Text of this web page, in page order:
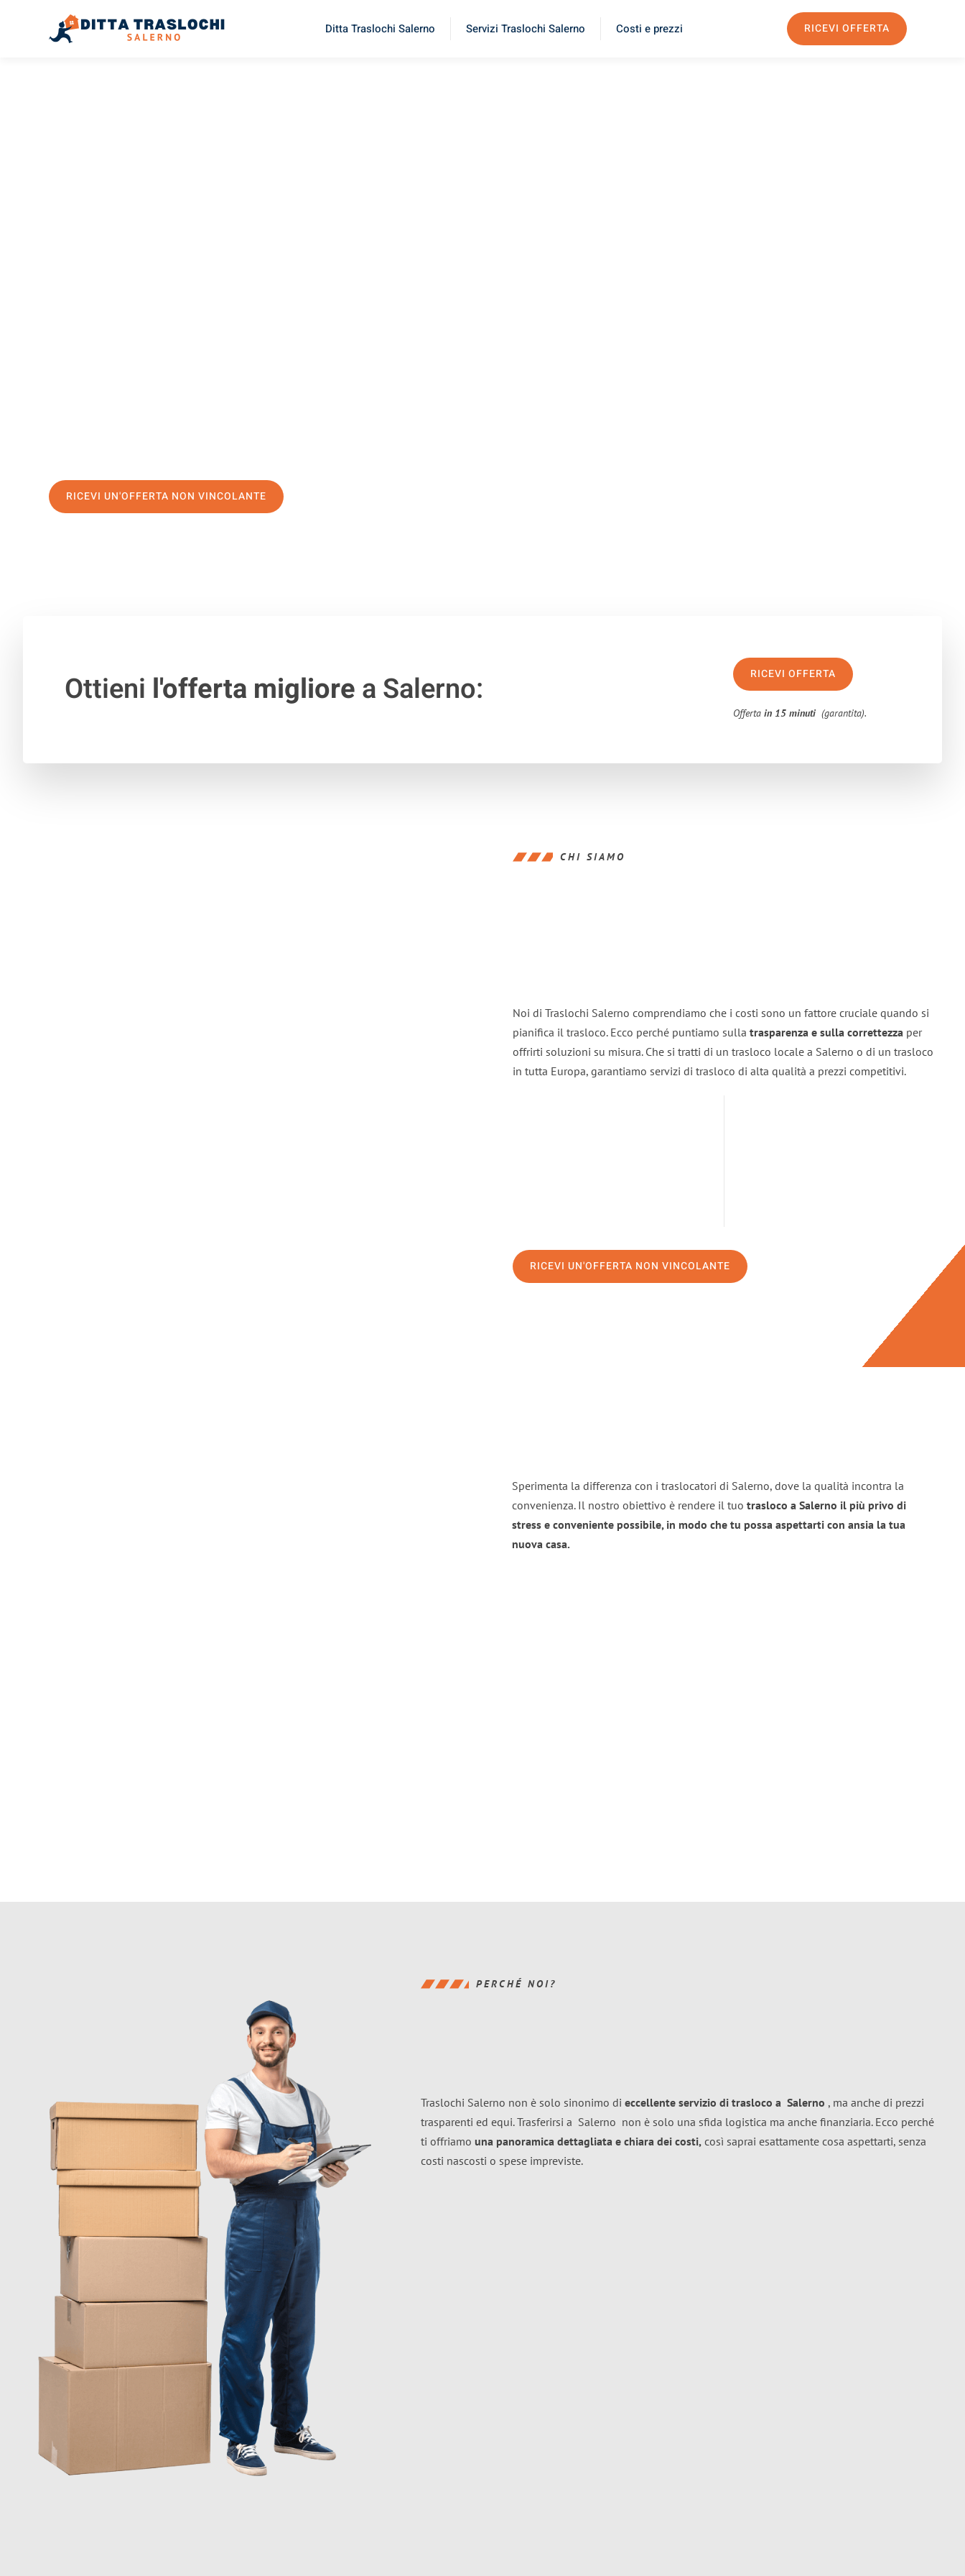
Ditta Traslochi Salerno Servizi Traslochi Salerno Costi e prezzi RICEVI OFFERTA
RICEVI UN'OFFERTA NON VINCOLANTE
Ottieni l'offerta migliorea Salerno: RICEVI OFFERTA
Offertain 15 minuti (garantita).
CHI SIAMO
Noi di Traslochi Salerno comprendiamo che i costi sono un fattore cruciale quando si
pianifica il trasloco. Ecco perché puntiamo sulla trasparenza e sulla correttezza per
offrirti soluzioni su misura. Che si tratti di un trasloco locale a Salerno o di un trasloco
in tutta Europa, garantiamo servizi di trasloco di alta qualità a prezzi competitivi.
RICEVI UN'OFFERTA NON VINCOLANTE
Sperimenta la differenza con i traslocatori di Salerno, dove la qualità incontra la
convenienza. Il nostro obiettivo è rendere il tuo trasloco a Salerno il più privo di
stress e conveniente possibile, in modo che tu possa aspettarti con ansia la tua
nuova casa.
PERCHÉ NOI?
Traslochi Salerno non è solo sinonimo di eccellente servizio di trasloco a Salerno , ma anche di prezzi
trasparenti ed equi. Trasferirsi a Salerno non è solo una sfida logistica ma anche finanziaria. Ecco perché
ti offriamo una panoramica dettagliata e chiara dei costi, così saprai esattamente cosa aspettarti, senza
costi nascosti o spese impreviste.